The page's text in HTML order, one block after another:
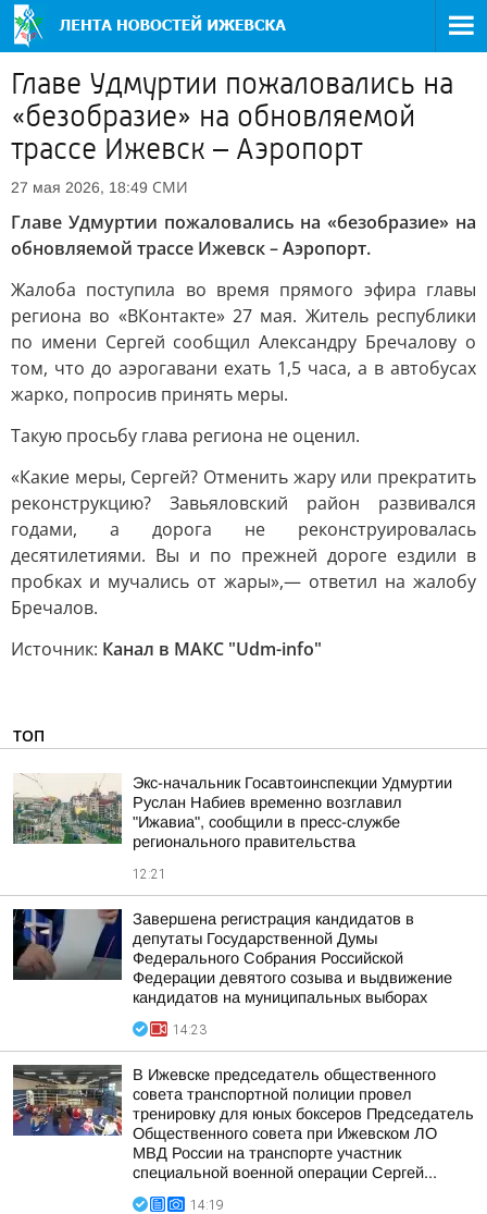
Главе Удмуртии пожаловались на
«безобразие» на обновляемой
трассе Ижевск – Аэропорт
27 мая 2026, 18:49 СМИ
Главе Удмуртии пожаловались на «безобразие» на
обновляемой трассе Ижевск – Аэропорт.
Жалоба поступила во время прямого эфира главы
региона во «ВКонтакте» 27 мая. Житель республики
по имени Сергей сообщил Александру Бречалову о
том, что до аэрогавани ехать 1,5 часа, а в автобусах
жарко, попросив принять меры.
Такую просьбу глава региона не оценил.
«Какие меры, Сергей? Отменить жару или прекратить
реконструкцию? Завьяловский район развивался
годами, а дорога не реконструировалась
десятилетиями. Вы и по прежней дороге ездили в
пробках и мучались от жары»,— ответил на жалобу
Бречалов.
Источник: Канал в МАКС "Udm-info"
ТОП
Экс-начальник Госавтоинспекции Удмуртии
Руслан Набиев временно возглавил
"Ижавиа", сообщили в пресс-службе
регионального правительства
12:21
Завершена регистрация кандидатов в
депутаты Государственной Думы
Федерального Собрания Российской
Федерации девятого созыва и выдвижение
кандидатов на муниципальных выборах
14:23
В Ижевске председатель общественного
совета транспортной полиции провел
тренировку для юных боксеров Председатель
Общественного совета при Ижевском ЛО
МВД России на транспорте участник
специальной военной операции Сергей...
14:19